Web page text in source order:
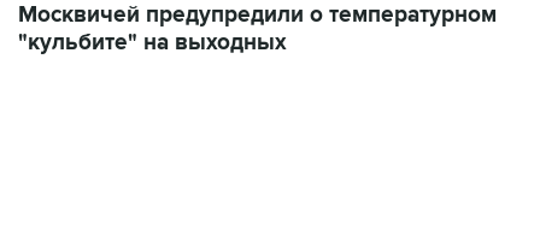
Москвичей предупредили о температурном
"кульбите" на выходных